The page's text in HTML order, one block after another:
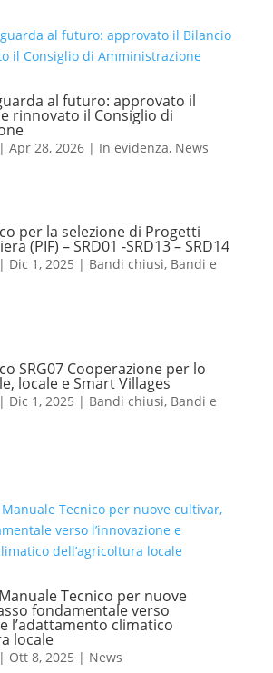
al futuro: approvato il
rinnovato il Consiglio di
Apr 28, 2026| In evidenza, News
per la selezione di Progetti
(PIF) – SRD01 -SRD13 – SRD14
Dic 1, 2025 | Bandi chiusi, Bandi e
SRG07 Cooperazione per lo
locale e Smart Villages
Dic 1, 2025 | Bandi chiusi, Bandi e
Tecnico per nuove
fondamentale verso
l’adattamento climatico
locale
Ott 8, 2025 | News